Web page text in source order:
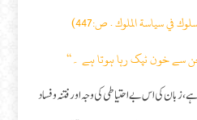
في سياسة الملوك . ص:447)
سے خون ٹپک رہا ہوتا ہے ۔‘‘
زبان کی اس بے احتیاطی کی وجہ اور فتنہ و فساد